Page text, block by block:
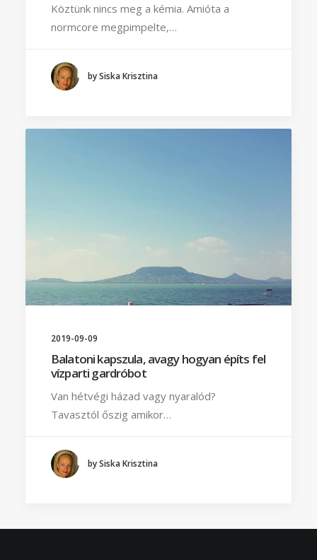
Köztünk nincs meg a kémia. Amióta a
normcore megpimpelte,…
by Siska Krisztina
2019-09-09
Balatoni kapszula, avagy hogyan építs fel
vízparti gardróbot
Van hétvégi házad vagy nyaralód?
Tavasztól őszig amikor…
by Siska Krisztina